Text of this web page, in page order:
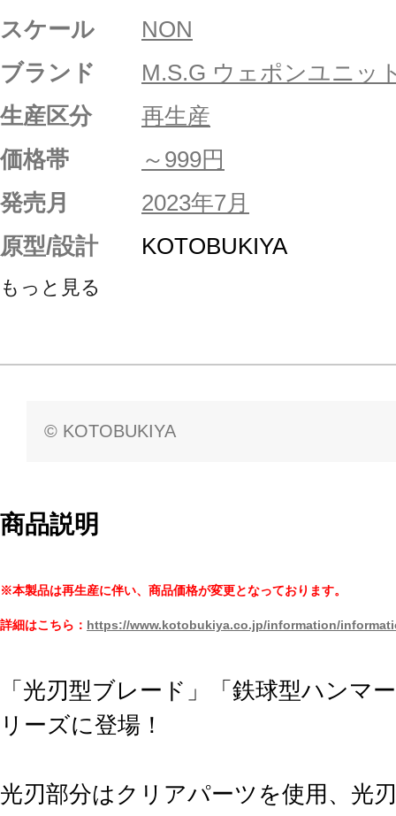
スケール
NON
ブランド
M.S.G ウェポンユニッ
生産区分
再生産
価格帯
～999円
発売月
2023年7月
原型/設計
KOTOBUKIYA
もっと見る
© KOTOBUKIYA
商品説明
※本製品は再生産に伴い、商品価格が変更となっております。
詳細はこちら： https://www.kotobukiya.co.jp/information/
「光刃型ブレード」「鉄球型ハンマ
リーズに登場！
光刃部分はクリアパーツを使用、光